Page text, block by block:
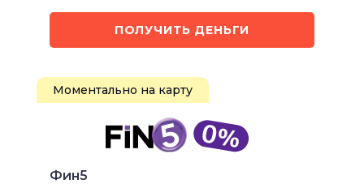
ПОЛУЧИТЬ ДЕНЬГИ
Моментально на карту
Фин5